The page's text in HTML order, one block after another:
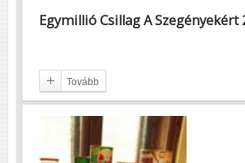
Egymillió Csillag A Szegényekért
Tovább